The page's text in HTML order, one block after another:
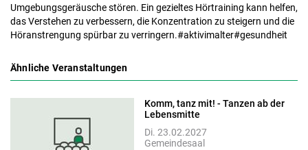
Umgebungsgeräusche stören. Ein gezieltes Hörtraining kann helfen,
das Verstehen zu verbessern, die Konzentration zu steigern und die
Höranstrengung spürbar zu verringern.#aktivimalter#gesundheit
Ähnliche Veranstaltungen
Komm, tanz mit! - Tanzen ab der
Lebensmitte
Di. 23.02.2027
Gemeindesaal